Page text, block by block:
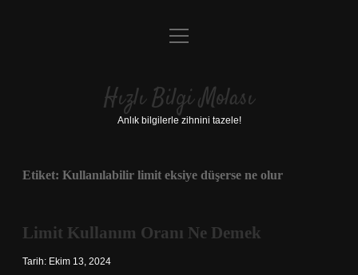
Anasayfa
Yasal Uyarı
menüyü
Hızlı Bilgi Molası
Anlık bilgilerle zihnini tazele!
Etiket: Kullanılabilir limit eksiye düşerse ne olur
Limit Kullanım Oranı Ne Demek
Tarih: Ekim 13, 2024